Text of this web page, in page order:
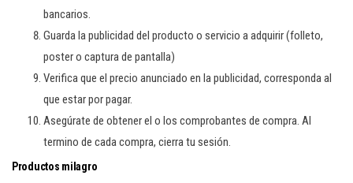
bancarios.
Guarda la publicidad del producto o servicio a adquirir (folleto,
poster o captura de pantalla)
Verifica que el precio anunciado en la publicidad, corresponda al
que estar por pagar.
Asegúrate de obtener el o los comprobantes de compra. Al
termino de cada compra, cierra tu sesión.
Productos milagro